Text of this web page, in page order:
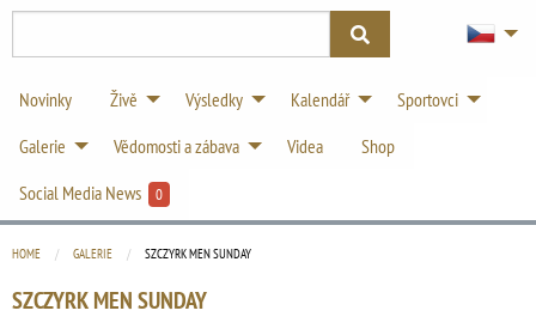
Novinky Živě Výsledky Kalendář
Sportovci
Galerie
Vědomosti a zábava Videa
Shop
Social Media News
0
HOME GALERIE CURRENT:
SZCZYRK MEN SUNDAY
SZCZYRK MEN SUNDAY